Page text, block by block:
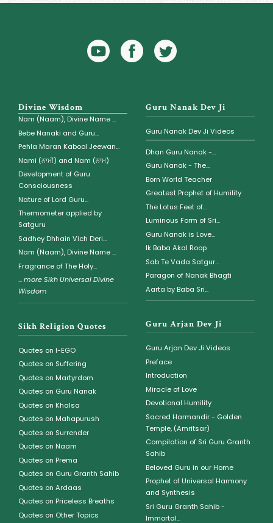
YouTube
Facebook
Icon
Icon
Divine Wisdom
Nam (Naam), Divine Name ...
Bebe Nanaki and Guru...
Pehla Maran Kabool Jeewan...
Nami (ਨਾਮੀ) and Nam (ਨਾਮ)
Development of Guru
Consciousness
Nature of Lord Guru...
Thermometer applied by
Satguru
Sadhey Dhhain Vich Deri...
Nam (Naam), Divine Name ...
Fragrance of The Holy...
...more Sikh Universal Divine
Wisdom
Sikh Religion Quotes
Quotes on I-EGO
Quotes on Suffering
Quotes on Martyrdom
Quotes on Guru Nanak
Quotes on Khalsa
Quotes on Mahapurush
Quotes on Surrender
Quotes on Naam
Quotes on Prema
Quotes on Guru Granth Sahib
Quotes on Ardaas
Quotes on Priceless Breaths
Quotes on Other Topics
Guru Nanak Dev Ji
Guru Nanak Dev Ji Videos
Dhan Guru Nanak -...
Guru Nanak - The...
Born World Teacher
Greatest Prophet of Humility
The Lotus Feet of...
Luminous Form of Sri...
Guru Nanak is Love...
Ik Baba Akal Roop
Sab Te Vada Satgur...
Paragon of Nanak Bhagti
Aarta by Baba Sri...
Guru Arjan Dev Ji
Guru Arjan Dev Ji Videos
Preface
Introduction
Miracle of Love
Devotional Humility
Sacred Harmandir - Golden
Temple, (Amritsar)
Compilation of Sri Guru Granth
Sahib
Beloved Guru in our Home
Prophet of Universal Harmony
and Synthesis
Sri Guru Granth Sahib -
Immortal...